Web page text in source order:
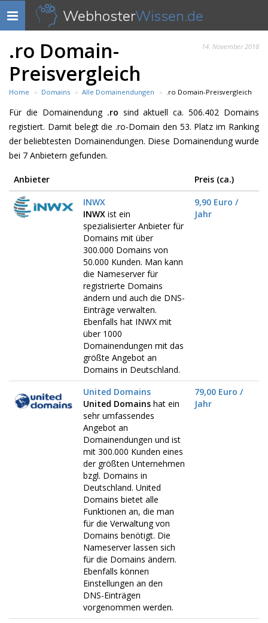
Navigation
anzeigen
WebhosterWissen.de
14. November 2018
.ro Domain-
Preisvergleich
Home Domains Alle Domainendungen .ro Domain-Preisvergleich
Für die Domainendung .ro sind aktuell ca. 506.402 Domains
registiert. Damit belegt die .ro-Domain den 53. Platz im Ranking
der beliebtesten Domainendungen. Diese Domainendung wurde
bei 7 Anbietern gefunden.
Anbieter
Preis (ca.)
INWX
INWX ist ein
spezialisierter Anbieter für
Domains mit über
300.000 Domains von
50.000 Kunden. Man kann
die Nameserver für
registrierte Domains
ändern und auch die DNS-
Einträge verwalten.
Ebenfalls hat INWX mit
über 1000
Domainendungen mit das
größte Angebot an
Domains in Deutschland.
9,90 Euro /
Jahr
United Domains
United Domains hat ein
sehr umfassendes
Angebot an
Domainendungen und ist
mit 300.000 Kunden eines
der größten Unternehmen
bzgl. Domains in
Deutschland. United
Domains bietet alle
Funktionen an, die man
für die Verwaltung von
Domains benötigt. Die
Nameserver lassen sich
für die Domains ändern.
Ebenfalls können
Einstellungen an den
DNS-Einträgen
vorgenommen werden.
79,00 Euro /
Jahr